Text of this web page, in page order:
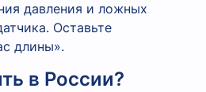
давления и ложных
Оставьте
длины».
в России?